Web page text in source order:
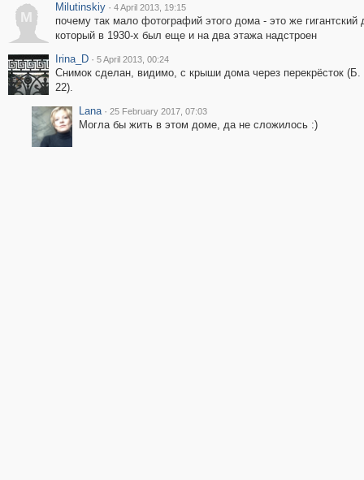
M
Milutinskiy · 4 April 2013, 19:15
почему так мало фотографий этого дома - это же гигантский
который в 1930-х был еще и на два этажа надстроен
Irina_D · 5 April 2013, 00:24
Снимок сделан, видимо, с крыши дома через перекрёсток (Б.
22).
Lana · 25 February 2017, 07:03
Могла бы жить в этом доме, да не сложилось :)